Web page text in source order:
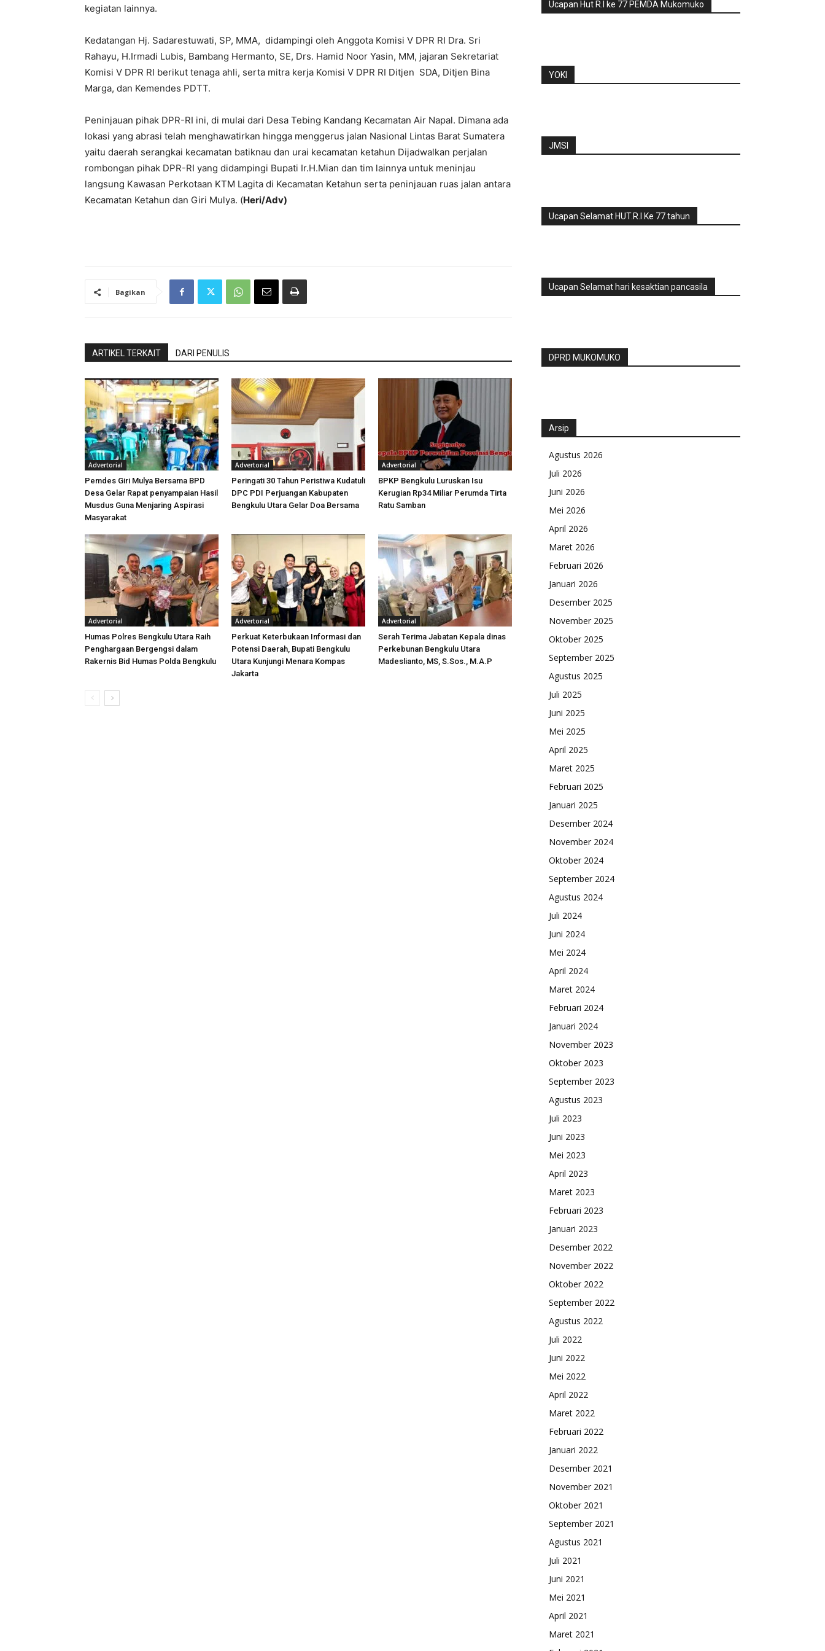
kegiatan lainnya.
Kedatangan Hj. Sadarestuwati, SP, MMA, didampingi oleh Anggota Komisi V DPR RI Dra. Sri
Rahayu, H.Irmadi Lubis, Bambang Hermanto, SE, Drs. Hamid Noor Yasin, MM, jajaran Sekretariat
Komisi V DPR RI berikut tenaga ahli, serta mitra kerja Komisi V DPR RI Ditjen SDA, Ditjen Bina
Marga, dan Kemendes PDTT.
Peninjauan pihak DPR-RI ini, di mulai dari Desa Tebing Kandang Kecamatan Air Napal. Dimana ada
lokasi yang abrasi telah menghawatirkan hingga menggerus jalan Nasional Lintas Barat Sumatera
yaitu daerah serangkai kecamatan batiknau dan urai kecamatan ketahun Dijadwalkan perjalan
rombongan pihak DPR-RI yang didampingi Bupati Ir.H.Mian dan tim lainnya untuk meninjau
langsung Kawasan Perkotaan KTM Lagita di Kecamatan Ketahun serta peninjauan ruas jalan antara
Kecamatan Ketahun dan Giri Mulya. (Heri/Adv)
Bagikan
ARTIKEL TERKAIT DARI PENULIS
Advertorial
Pemdes Giri Mulya Bersama BPD
Desa Gelar Rapat penyampaian Hasil
Musdus Guna Menjaring Aspirasi
Masyarakat
Advertorial
Peringati 30 Tahun Peristiwa Kudatuli
DPC PDI Perjuangan Kabupaten
Bengkulu Utara Gelar Doa Bersama
Advertorial
BPKP Bengkulu Luruskan Isu
Kerugian Rp34 Miliar Perumda Tirta
Ratu Samban
Advertorial
Humas Polres Bengkulu Utara Raih
Penghargaan Bergengsi dalam
Rakernis Bid Humas Polda Bengkulu
Advertorial
Perkuat Keterbukaan Informasi dan
Potensi Daerah, Bupati Bengkulu
Utara Kunjungi Menara Kompas
Jakarta
Advertorial
Serah Terima Jabatan Kepala dinas
Perkebunan Bengkulu Utara
Madeslianto, MS, S.Sos., M.A.P
Ucapan Hut R.I ke 77 PEMDA Mukomuko
YOKI
JMSI
Ucapan Selamat HUT.R.I Ke 77 tahun
Ucapan Selamat hari kesaktian pancasila
DPRD MUKOMUKO
Arsip
Agustus 2026
Juli 2026
Juni 2026
Mei 2026
April 2026
Maret 2026
Februari 2026
Januari 2026
Desember 2025
November 2025
Oktober 2025
September 2025
Agustus 2025
Juli 2025
Juni 2025
Mei 2025
April 2025
Maret 2025
Februari 2025
Januari 2025
Desember 2024
November 2024
Oktober 2024
September 2024
Agustus 2024
Juli 2024
Juni 2024
Mei 2024
April 2024
Maret 2024
Februari 2024
Januari 2024
November 2023
Oktober 2023
September 2023
Agustus 2023
Juli 2023
Juni 2023
Mei 2023
April 2023
Maret 2023
Februari 2023
Januari 2023
Desember 2022
November 2022
Oktober 2022
September 2022
Agustus 2022
Juli 2022
Juni 2022
Mei 2022
April 2022
Maret 2022
Februari 2022
Januari 2022
Desember 2021
November 2021
Oktober 2021
September 2021
Agustus 2021
Juli 2021
Juni 2021
Mei 2021
April 2021
Maret 2021